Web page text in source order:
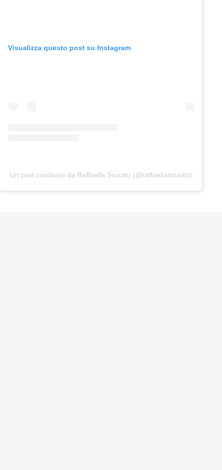
Visualizza questo post su Instagram
Un post condiviso da Raffaella Scuotto (@raffaellascuotto)